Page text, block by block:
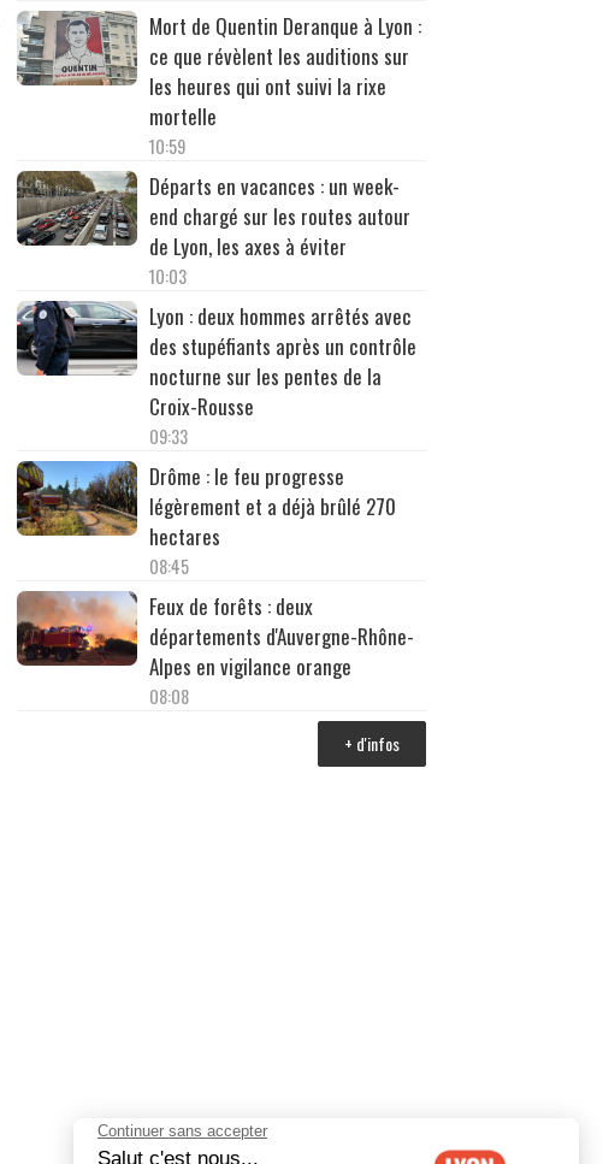
Mort de Quentin Deranque à Lyon :
ce que révèlent les auditions sur
les heures qui ont suivi la rixe
mortelle
10:59
Départs en vacances : un week-
end chargé sur les routes autour
de Lyon, les axes à éviter
10:03
Lyon : deux hommes arrêtés avec
des stupéfiants après un contrôle
nocturne sur les pentes de la
Croix-Rousse
09:33
Drôme : le feu progresse
légèrement et a déjà brûlé 270
hectares
08:45
Feux de forêts : deux
départements d'Auvergne-Rhône-
Alpes en vigilance orange
08:08
+ d'infos